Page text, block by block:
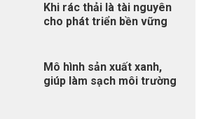
Khi rác thải là tài nguyên
cho phát triển bền vững
Mô hình sản xuất xanh,
giúp làm sạch môi trường